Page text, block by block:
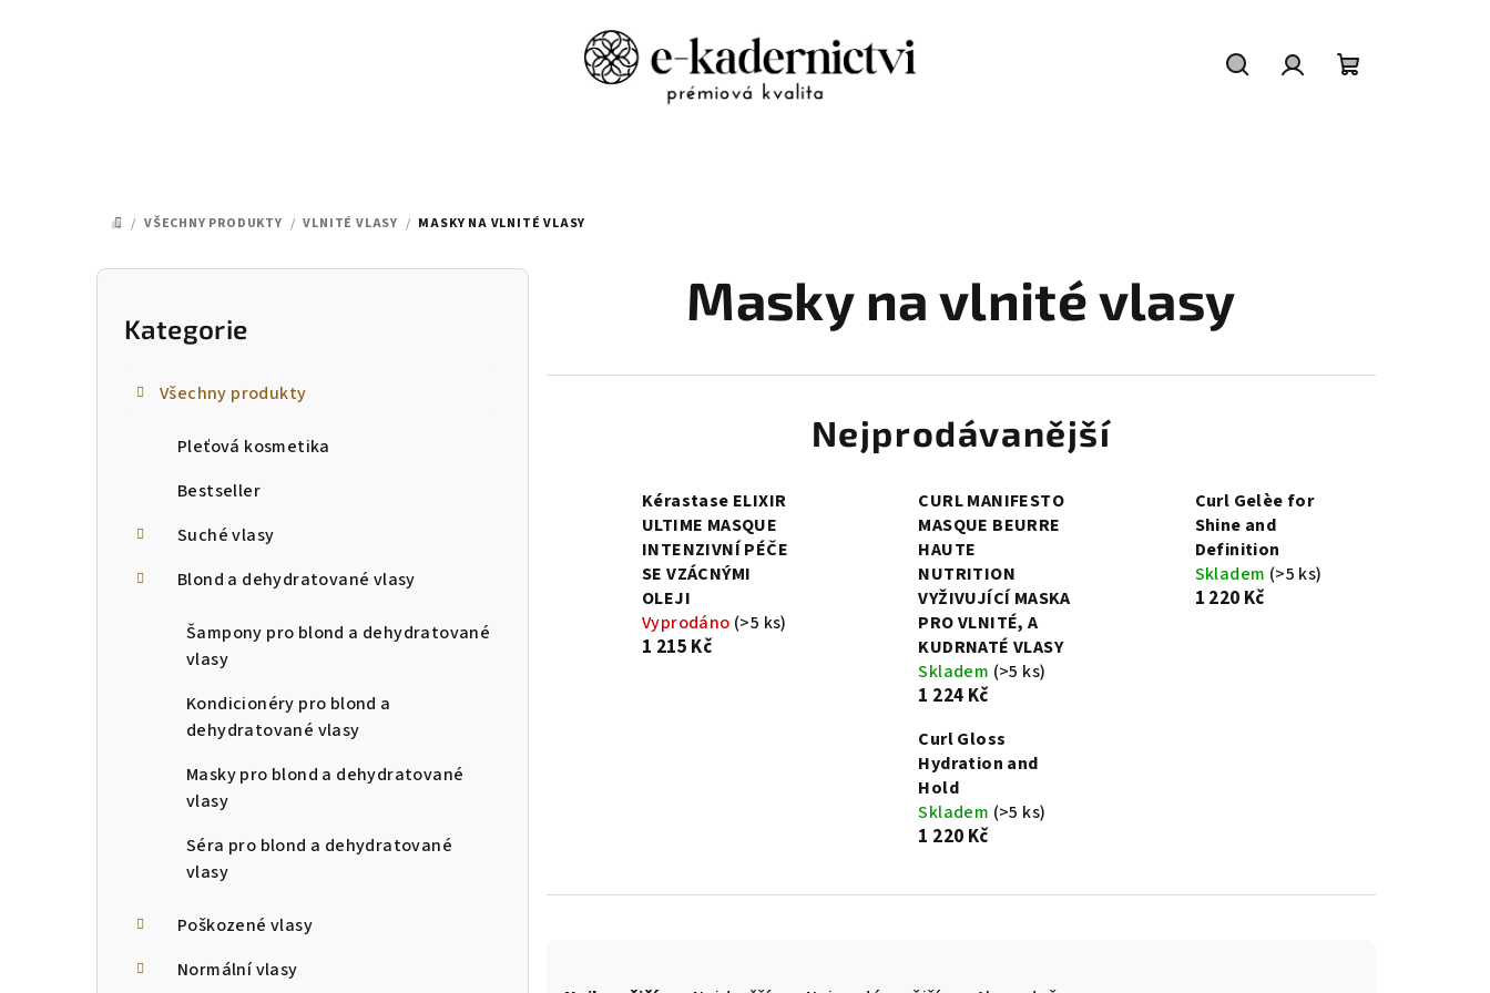
DOMŮ
/ VŠECHNY PRODUKTY / VLNITÉ VLASY / MASKY NA VLNITÉ VLASY
P
Přeskočit
kategorie
Kategorie
Všechny produkty
Pleťová kosmetika
Bestseller
Suché vlasy
Blond a dehydratované vlasy
Šampony pro blond a dehydratované
vlasy
Kondicionéry pro blond a
dehydratované vlasy
Masky pro blond a dehydratované
vlasy
Séra pro blond a dehydratované
vlasy
Poškozené vlasy
Normální vlasy
Masky na vlnité vlasy
Nejprodávanější
Kérastase ELIXIR
ULTIME MASQUE
INTENZIVNÍ PÉČE
SE VZÁCNÝMI
OLEJI
Vyprodáno (>5 ks)
1 215 Kč
CURL MANIFESTO
MASQUE BEURRE
HAUTE
NUTRITION
VYŽIVUJÍCÍ MASKA
PRO VLNITÉ, A
KUDRNATÉ VLASY
Skladem (>5 ks)
1 224 Kč
Curl Gelèe for
Shine and
Definition
Skladem (>5 ks)
1 220 Kč
Curl Gloss
Hydration and
Hold
Skladem (>5 ks)
1 220 Kč